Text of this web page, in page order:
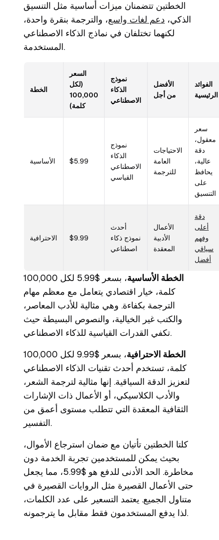
الخطتين تتضمنان ميزات أساسية مثل التنسيق
الذكي، دعم لغات واسع، والترجمة بنقرة واحدة،
لكنهما تختلفان في نماذج الذكاء الاصطناعي
المستخدمة.
الخطة
السعر
(لكل
100,000
كلمة)
نموذج
الذكاء
الاصطناعي
الأفضل
من أجل
الفوائد
الرئيسية
الأساسية $5.99
نموذج
الذكاء
الاصطناعي
القياسي
الاحتياجات
العامة
للترجمة
سعر
معقول،
دقة
عالية،
يحافظ
على
التنسيق
الاحترافية $9.99
أحدث
نموذج ذكاء
اصطناعي
الأعمال
الأدبية
المعقدة
دقة
أعلى
وفهم
سياقي
أفضل
الخطة الأساسية
، بسعر $5.99 لكل 100,000
كلمة، خيار اقتصادي يتعامل مع معظم مهام
الترجمة بكفاءة. وهي مثالية للأدب المعاصر،
والكتب غير الخيالية، والنصوص البسيطة حيث
تكفي القدرات القياسية للذكاء الاصطناعي.
الخطة الاحترافية
، بسعر $9.99 لكل 100,000
كلمة، تستخدم أحدث تقنيات الذكاء الاصطناعي
لتعزيز الدقة السياقية. إنها مثالية لترجمة الشعر،
والأدب الكلاسيكي، أو الأعمال ذات الإشارات
الثقافية المعقدة التي تتطلب مستوى أعمق من
التفسير.
كلتا الخطتين تأتيان مع ضمان استرجاع الأموال،
بحيث يمكن للمستخدمين تجربة الخدمة دون
مخاطرة. الحد الأدنى للدفع هو $5.99، مما يجعل
حتى الأعمال القصيرة مثل الروايات القصيرة في
متناول الجميع. يعتمد التسعير على عدد الكلمات،
لذا يدفع المستخدمون فقط مقابل ما يترجمونه.